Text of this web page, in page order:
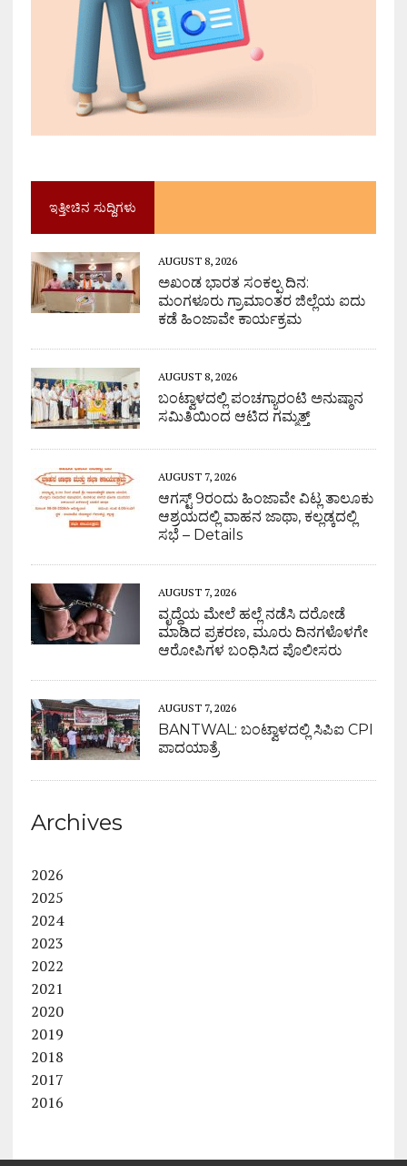
ಇತ್ತೀಚಿನ ಸುದ್ದಿಗಳು
AUGUST 8, 2026
ಅಖಂಡ ಭಾರತ ಸಂಕಲ್ಪ ದಿನ:
ಮಂಗಳೂರು ಗ್ರಾಮಾಂತರ ಜಿಲ್ಲೆಯ ಐದು
ಕಡೆ ಹಿಂಜಾವೇ ಕಾರ್ಯಕ್ರಮ
AUGUST 8, 2026
ಬಂಟ್ವಾಳದಲ್ಲಿ ಪಂಚಗ್ಯಾರಂಟಿ ಅನುಷ್ಠಾನ
ಸಮಿತಿಯಿಂದ ಆಟಿದ ಗಮ್ಮತ್ತ್
AUGUST 7, 2026
ಆಗಸ್ಟ್ 9ರಂದು ಹಿಂಜಾವೇ ವಿಟ್ಲ ತಾಲೂಕು
ಆಶ್ರಯದಲ್ಲಿ ವಾಹನ ಜಾಥಾ, ಕಲ್ಲಡ್ಕದಲ್ಲಿ
ಸಭೆ – Details
AUGUST 7, 2026
ವೃದ್ಧೆಯ ಮೇಲೆ ಹಲ್ಲೆ ನಡೆಸಿ ದರೋಡೆ
ಮಾಡಿದ ಪ್ರಕರಣ, ಮೂರು ದಿನಗಳೊಳಗೇ
ಆರೋಪಿಗಳ ಬಂಧಿಸಿದ ಪೊಲೀಸರು
AUGUST 7, 2026
BANTWAL: ಬಂಟ್ವಾಳದಲ್ಲಿ ಸಿಪಿಐ CPI
ಪಾದಯಾತ್ರೆ
Archives
2026
2025
2024
2023
2022
2021
2020
2019
2018
2017
2016